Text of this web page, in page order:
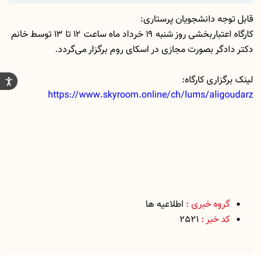
قابل توجه دانشجویان پرستاری:
کارگاه اعتباربخشی روز شنبه ۱۹ خرداد ماه ساعت ۱۲ تا ۱۳ توسط خانم
دکتر دادگر بصورت مجازی در اسکای روم برگزار می‌گردد.
لینک برگزاری کارگاه:
https://www.skyroom.online/ch/lums/aligoudarz
گروه خبری : اطلاعیه ها
کد خبر : 2521